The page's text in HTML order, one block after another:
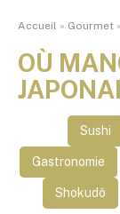
Accueil » Gourmet »
OÙ
Sushi
Gastronomie
Shokudô